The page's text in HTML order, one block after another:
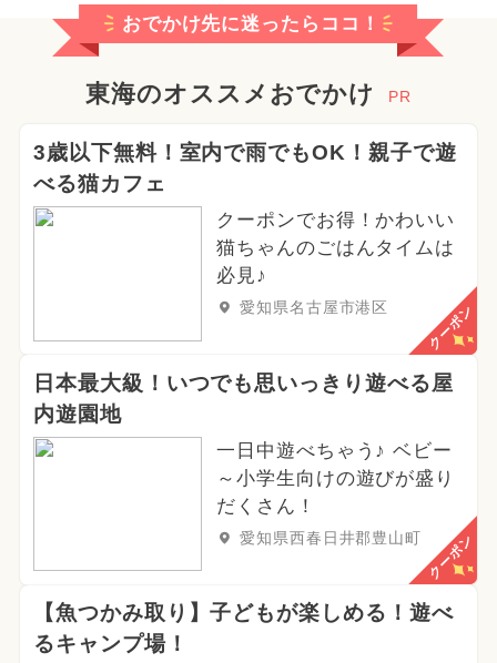
おでかけ先に迷ったらココ！
東海のオススメおでかけ PR
3歳以下無料！室内で雨でもOK！親子で遊
べる猫カフェ
クーポンでお得！かわいい
猫ちゃんのごはんタイムは
必見♪
愛知県名古屋市港区 クーポン
日本最大級！いつでも思いっきり遊べる屋
内遊園地
一日中遊べちゃう♪ ベビー
～小学生向けの遊びが盛り
だくさん！
愛知県西春日井郡豊山町 クーポン
【魚つかみ取り】子どもが楽しめる！遊べ
るキャンプ場！